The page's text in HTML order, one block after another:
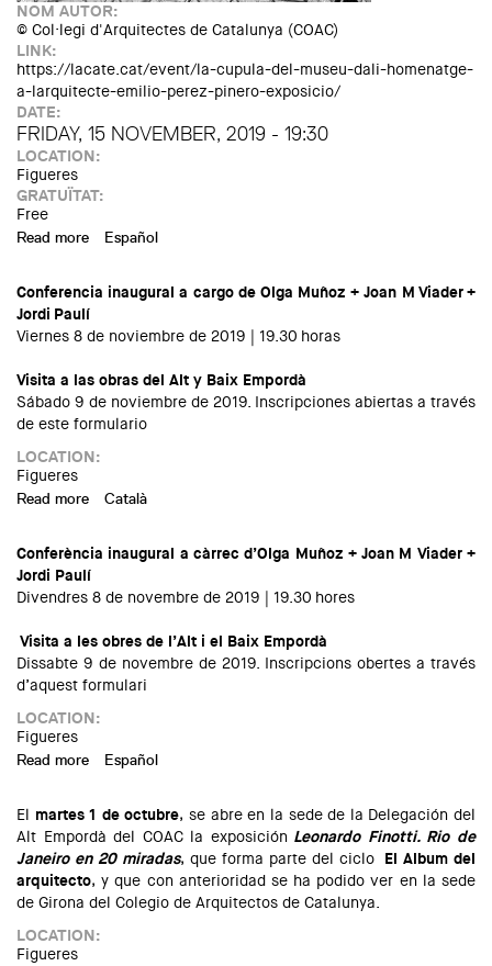
NOM AUTOR:
© Col·legi d'Arquitectes de Catalunya (COAC)
LINK:
https://lacate.cat/event/la-cupula-del-museu-dali-homenatge-
a-larquitecte-emilio-perez-pinero-exposicio/
DATE:
FRIDAY, 15 NOVEMBER, 2019 - 19:30
LOCATION:
Figueres
GRATUÏTAT:
Free
Read more about Conferència "Emilio Pérez Piñero, l'arquitecte de
Español
Conferencia inaugural a cargo de Olga Muñoz + Joan M Viader +
Jordi Paulí
Viernes 8 de noviembre de 2019 | 19.30 horas
Visita a las obras del Alt y Baix Empordà
Sábado 9 de noviembre de 2019. Inscripciones abiertas a través
de este formulario
LOCATION:
Figueres
Read more about Exposición “Obras seleccionadas y premiadas en los
Català
Conferència inaugural a càrrec d’Olga Muñoz + Joan M Viader +
Jordi Paulí
Divendres 8 de novembre de 2019 | 19.30 hores
Visita a les obres de l’Alt i el Baix Empordà
Dissabte 9 de novembre de 2019. Inscripcions obertes a través
d’aquest formulari
LOCATION:
Figueres
Read more about Exposició “Obres seleccionades i premiades dels
Español
El martes 1 de octubre, se abre en la sede de la Delegación del
Alt Empordà del COAC la exposición Leonardo Finotti. Rio de
Janeiro en 20 miradas, que forma parte del ciclo El Album del
arquitecto, y que con anterioridad se ha podido ver en la sede
de Girona del Colegio de Arquitectos de Catalunya.
LOCATION:
Figueres